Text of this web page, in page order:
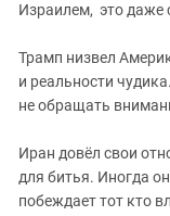
Нагорный Карабах
Российская
Ростовская область
Северная Осетия -
СКФО
Ставропольский край
Израилем, это даже
Трамп низвел
и реальности
не обращать
Иран довёл свои
для битья. Иногда
побеждает тот кто